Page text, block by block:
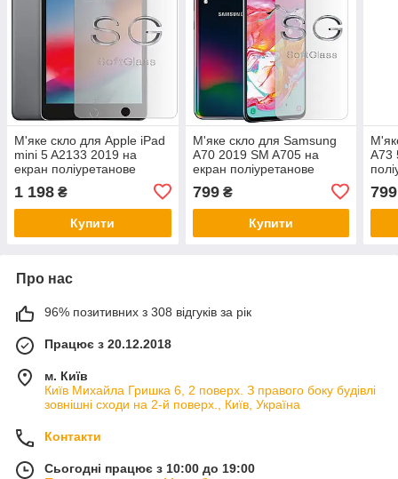
М'яке скло для Apple iPad
mini 5 A2133 2019 на
екран поліуретанове
1 198 ₴
Купити
М'яке скло для Samsung
A70 2019 SM A705 на
екран поліуретанове
799₴
Купити
A73
799
Про нас
96% позитивних з 308 відгуків за рік
Працює з 20.12.2018
м. Київ
Київ Михайла Гришка 6, 2 поверх. З правого боку будівлі
зовнішні сходи на 2-й поверх., Київ, Україна
Контакти
Сьогодні працює з 10:00 до 19:00